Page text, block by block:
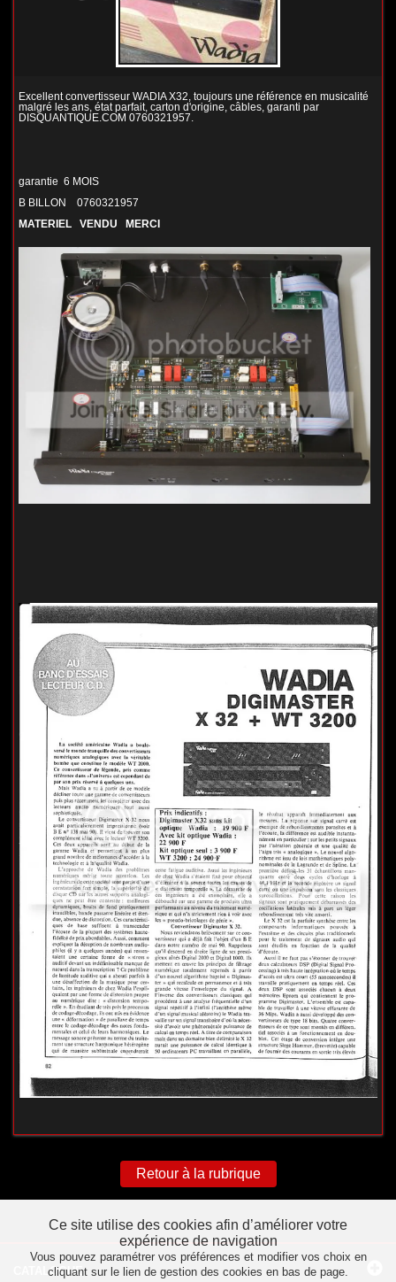
Excellent convertisseur WADIA X32, toujours une référence en musicalité
malgré les ans, état parfait, carton d'origine, câbles, garanti par
DISQUANTIQUE.COM 0760321957.
garantie 6 MOIS
B BILLON 0760321957
MATERIEL VENDU MERCI
Retour à la rubrique
CATALOGUE
Ce site utilise des cookies afin d’améliorer votre
expérience de navigation
Vous pouvez paramétrer vos préférences et modifier vos choix en
cliquant sur le lien de gestion des cookies en bas de page.